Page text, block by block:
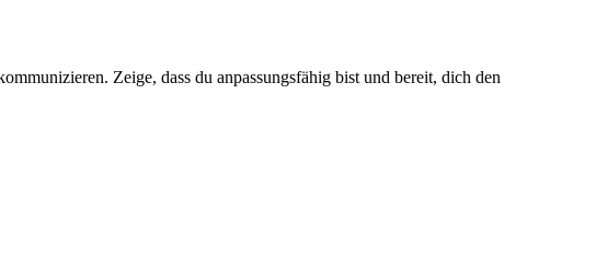
Zeige, dass du anpassungsfähig bist und bereit, dich den